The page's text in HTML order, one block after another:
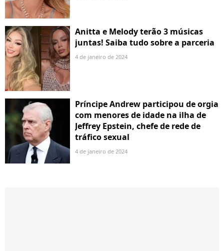
Anitta e Melody terão 3 músicas
juntas! Saiba tudo sobre a parceria
4 de janeiro de 2024
Príncipe Andrew participou de orgia
com menores de idade na ilha de
Jeffrey Epstein, chefe de rede de
tráfico sexual
4 de janeiro de 2024